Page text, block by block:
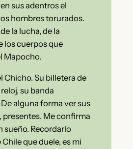
sus adentros el
hombres torurados.
la lucha, de la
los cuerpos que
Mapocho.
Chicho. Su billetera de
su banda
alguna forma ver sus
presentes. Me confirma
sueño. Recordarlo
que duele, es mi